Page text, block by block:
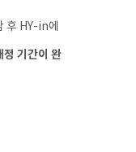
후 HY-in에
정 기간이 완